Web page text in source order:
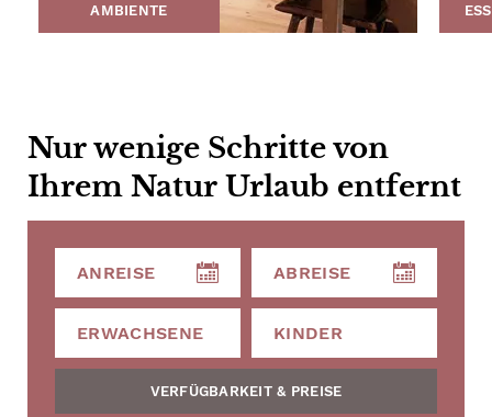
AMBIENTE
Nur wenige Schritte von
Ihrem Natur Urlaub entfernt
VERFÜGBARKEIT & PREISE